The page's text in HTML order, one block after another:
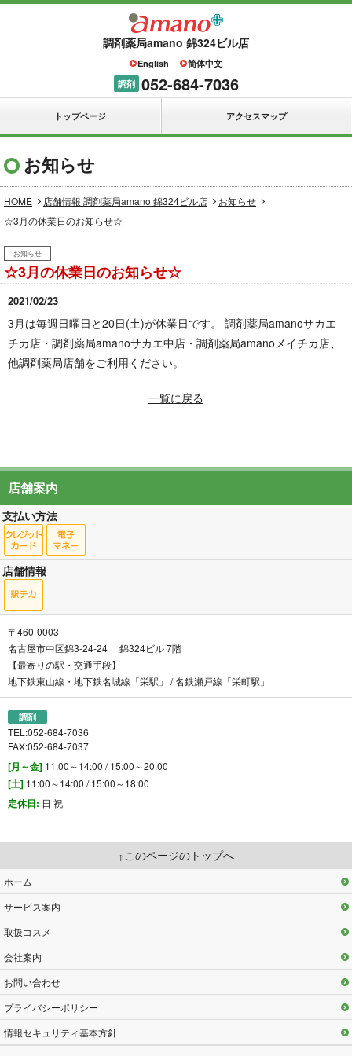
調剤薬局amano 錦324ビル店
English
简体中文
調剤 052-684-7036
トップページ アクセスマップ
お知らせ
HOME 店舗情報 調剤薬局amano 錦324ビル店
お知らせ
☆3月の休業日のお知らせ☆
お知らせ
☆3月の休業日のお知らせ☆
2021/02/23
3月は毎週日曜日と20日(土)が休業日です。 調剤薬局amanoサカエ
チカ店・調剤薬局amanoサカエ中店・調剤薬局amanoメイチカ店、
他調剤薬局店舗をご利用ください。
一覧に戻る
店舗案内
支払い方法
店舗情報
〒460-0003
名古屋市中区錦3-24-24 錦324ビル 7階
【最寄りの駅・交通手段】
地下鉄東山線・地下鉄名城線「栄駅」 / 名鉄瀬戸線「栄町駅」
調剤
TEL:052-684-7036
FAX:052-684-7037
[月～金] 11:00～14:00 / 15:00～20:00
[土] 11:00～14:00 / 15:00～18:00
定休日: 日 祝
このページのトップへ
ホーム
サービス案内
取扱コスメ
会社案内
お問い合わせ
プライバシーポリシー
情報セキュリティ基本方針